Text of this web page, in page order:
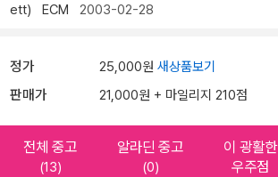
ett)
ECM 2003-02-28
정가 25,000원 새상품보기
판매가 21,000원 + 마일리지 210점
전체 중고
(13)
알라딘 중고
(0)
이 광활한
우주점